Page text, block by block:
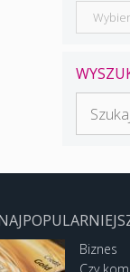
Archiwum
Biznes